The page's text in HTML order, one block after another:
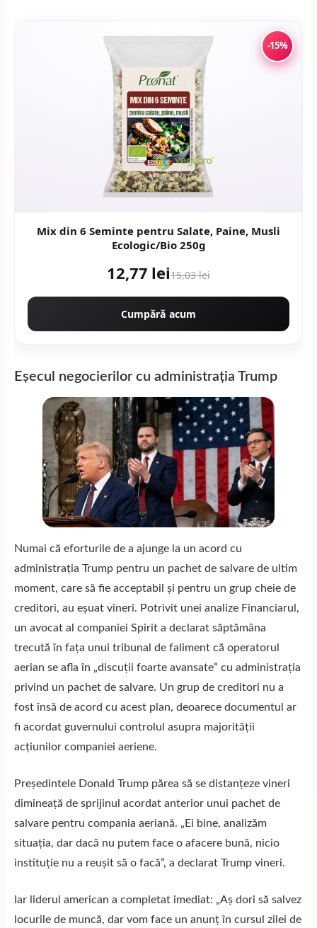
-15%
Mix din 6 Seminte pentru Salate, Paine, Musli
Ecologic/Bio 250g
12,77 lei15,03 lei
Cumpără acum
Eșecul negocierilor cu administrația Trump
Numai că eforturile de a ajunge la un acord cu
administrația Trump pentru un pachet de salvare de ultim
moment, care să fie acceptabil și pentru un grup cheie de
creditori, au eșuat vineri. Potrivit unei analize Financiarul ,
un avocat al companiei Spirit a declarat săptămâna
trecută în fața unui tribunal de faliment că operatorul
aerian se afla în „discuții foarte avansate” cu administrația
privind un pachet de salvare. Un grup de creditori nu a
fost însă de acord cu acest plan, deoarece documentul ar
fi acordat guvernului controlul asupra majorității
acțiunilor companiei aeriene.
Președintele Donald Trump părea să se distanțeze vineri
dimineață de sprijinul acordat anterior unui pachet de
salvare pentru compania aeriană. „Ei bine, analizăm
situația, dar dacă nu putem face o afacere bună, nicio
instituție nu a reușit să o facă”, a declarat Trump vineri.
Iar liderul american a completat imediat: „Aș dori să salvez
locurile de muncă, dar vom face un anunț în cursul zilei de